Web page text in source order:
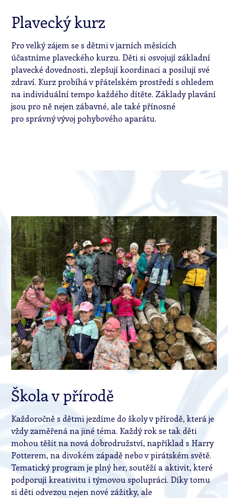
Plavecký kurz
Pro velký zájem se s dětmi v jarních měsících
účastníme plaveckého kurzu. Děti si osvojují základní
plavecké dovednosti, zlepšují koordinaci a posilují své
zdraví. Kurz probíhá v přátelském prostředí s ohledem
na individuální tempo každého dítěte. Základy plavání
jsou pro ně nejen zábavné, ale také přínosné
pro správný vývoj pohybového aparátu.
Škola v přírodě
Každoročně s dětmi jezdíme do školy v přírodě, která je
vždy zaměřená na jiné téma. Každý rok se tak děti
mohou těšit na nová dobrodružství, například s Harry
Potterem, na divokém západě nebo v pirátském světě.
Tematický program je plný her, soutěží a aktivit, které
podporují kreativitu i týmovou spolupráci. Díky tomu
si děti odvezou nejen nové zážitky, ale